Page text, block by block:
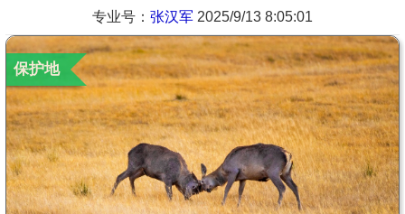
专业号： 张汉军 2025/9/13 8:05:01